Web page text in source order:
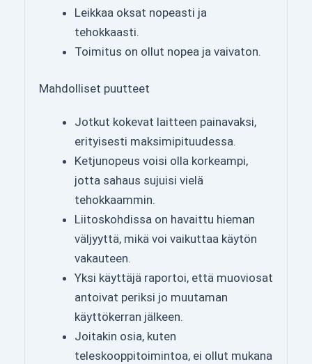
Leikkaa oksat nopeasti ja
tehokkaasti.
Toimitus on ollut nopea ja vaivaton.
Mahdolliset puutteet
Jotkut kokevat laitteen painavaksi,
erityisesti maksimipituudessa.
Ketjunopeus voisi olla korkeampi,
jotta sahaus sujuisi vielä
tehokkaammin.
Liitoskohdissa on havaittu hieman
väljyyttä, mikä voi vaikuttaa käytön
vakauteen.
Yksi käyttäjä raportoi, että muoviosat
antoivat periksi jo muutaman
käyttökerran jälkeen.
Joitakin osia, kuten
teleskooppitoimintoa, ei ollut mukana